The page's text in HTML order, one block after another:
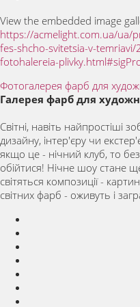
View the embedded image
https://acmelight.com.ua/ua/
fes-shcho-svitetsia-v-
fotohalereia-
Фотогалерея фарб для
Галерея фарб для
Світні, навіть найпростіші
дизайну, інтер'єру чи
якщо це - нічний клуб, то
обійтися! Нічне шоу стане
світяться композиції -
світних фарб - оживуть і